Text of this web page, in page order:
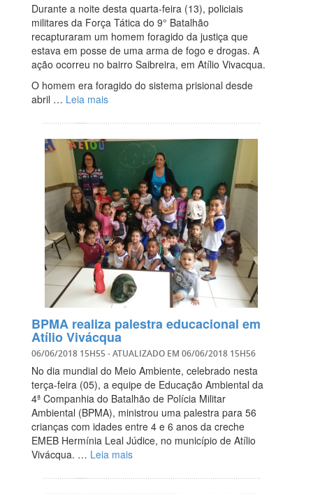
Durante a noite desta quarta-feira (13), policiais
militares da Força Tática do 9° Batalhão
recapturaram um homem foragido da justiça que
estava em posse de uma arma de fogo e drogas. A
ação ocorreu no bairro Saibreira, em Atílio Vivacqua.
O homem era foragido do sistema prisional desde
abril … Leia mais
BPMA realiza palestra educacional em
Atílio Vivácqua
06/06/2018 15H55- ATUALIZADO EM 06/06/2018 15H56
No dia mundial do Meio Ambiente, celebrado nesta
terça-feira (05), a equipe de Educação Ambiental da
4ª Companhia do Batalhão de Polícia Militar
Ambiental (BPMA), ministrou uma palestra para 56
crianças com idades entre 4 e 6 anos da creche
EMEB Hermínia Leal Júdice, no município de Atílio
Vivácqua. … Leia mais